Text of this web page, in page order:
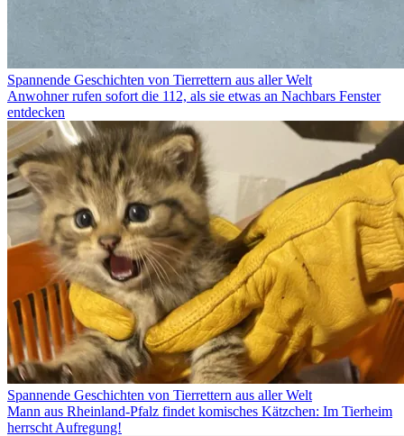
Spannende Geschichten von Tierrettern aus aller Welt
Anwohner rufen sofort die 112, als sie etwas an Nachbars Fenster
entdecken
Spannende Geschichten von Tierrettern aus aller Welt
Mann aus Rheinland-Pfalz findet komisches Kätzchen: Im Tierheim
herrscht Aufregung!